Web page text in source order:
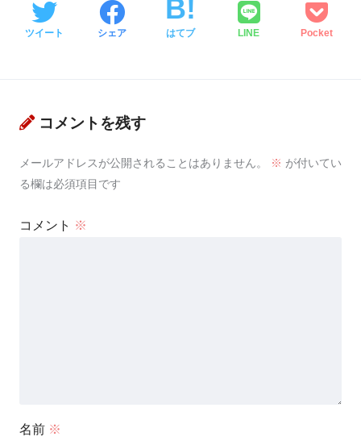
ツイート シェア はてブ LINE Pocket
コメントを残す
メールアドレスが公開されることはありません。 ※ が付いてい
る欄は必須項目です
コメント ※
名前 ※